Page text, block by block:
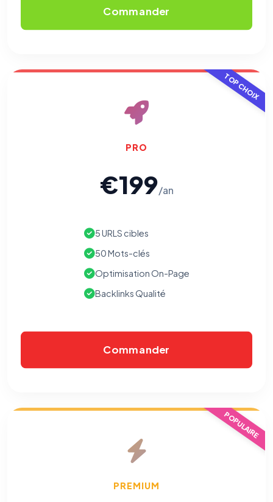
Commander
TOP CHOIX
PRO
€199/an
5 URLS cibles
50 Mots-clés
Optimisation On-Page
Backlinks Qualité
Commander
POPULAIRE
PREMIUM